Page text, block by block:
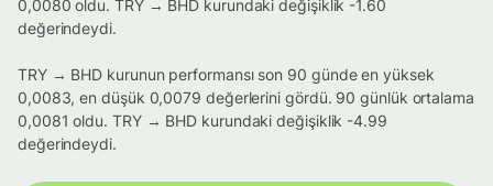
0,0080 oldu. TRY → BHD kurundaki değişiklik -1.60
değerindeydi.
TRY → BHD kurunun performansı son 90 günde en yüksek
0,0083, en düşük 0,0079 değerlerini gördü. 90 günlük ortalama
0,0081 oldu. TRY → BHD kurundaki değişiklik -4.99
değerindeydi.